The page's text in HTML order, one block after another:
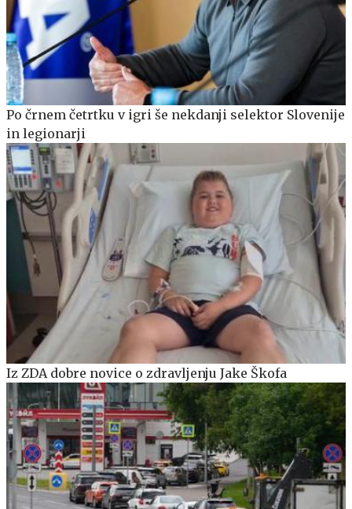
Po črnem četrtku v igri še nekdanji selektor Slovenije
in legionarji
Iz ZDA dobre novice o zdravljenju Jake Škofa